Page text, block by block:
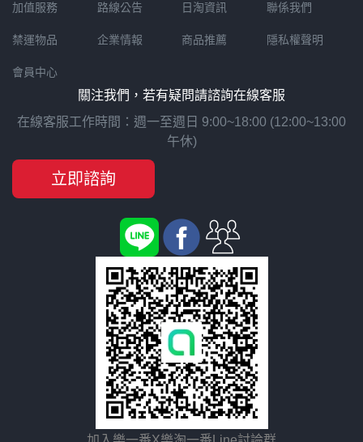
加值服務
禁運物品
會員中心
路線公告
企業情報
日淘資訊
商品推薦
聯係我們
隱私權聲明
關注我們，若有疑問請諮詢在線客服
在線客服工作時間：週一至週日 9:00~18:00 (12:00~13:00
午休)
立即諮詢